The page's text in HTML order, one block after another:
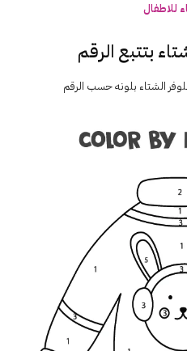
بتتبع الرقم
الشتاء بلونه حسب الرقم